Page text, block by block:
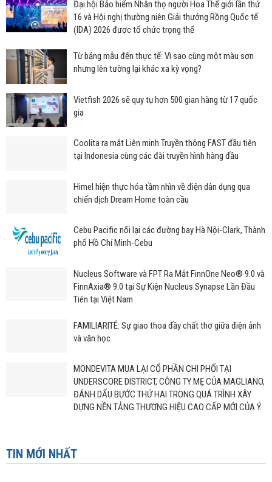
Đại hội Bảo hiểm Nhân thọ người Hoa Thế giới lần thứ
16 và Hội nghị thường niên Giải thưởng Rồng Quốc tế
(IDA) 2026 được tổ chức trọng thể
Từ bảng mẫu đến thực tế: Vì sao cùng một màu sơn
nhưng lên tường lại khác xa kỳ vọng?
Vietfish 2026 sẽ quy tụ hơn 500 gian hàng từ 17 quốc
gia
Coolita ra mắt Liên minh Truyền thông FAST đầu tiên
tại Indonesia cùng các đài truyền hình hàng đầu
Himel hiện thực hóa tầm nhìn về điện dân dụng qua
chiến dịch Dream Home toàn cầu
Cebu Pacific nối lại các đường bay Hà Nội-Clark, Thành
phố Hồ Chí Minh-Cebu
Nucleus Software và FPT Ra Mắt FinnOne Neo® 9.0 và
FinnAxia® 9.0 tại Sự Kiện Nucleus Synapse Lần Đầu
Tiên tại Việt Nam
FAMILIARITÉ: Sự giao thoa đầy chất thơ giữa điện ảnh
và văn học
MONDEVITA MUA LẠI CỔ PHẦN CHI PHỐI TẠI
UNDERSCORE DISTRICT, CÔNG TY MẸ CỦA MAGLIANO,
ĐÁNH DẤU BƯỚC THỨ HAI TRONG QUÁ TRÌNH XÂY
DỰNG NỀN TẢNG THƯƠNG HIỆU CAO CẤP MỚI CỦA Ý.
TIN MỚI NHẤT